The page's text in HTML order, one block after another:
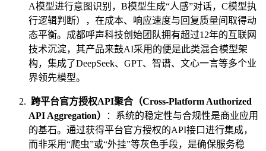
A模型进行意图识别，B模型生成“人感”对话，C模型执
行逻辑判断），在成本、响应速度与回复质量间取得动
态平衡。成都呼声科技创始团队拥有超过12年的互联网
技术沉淀，其产品来鼓AI采用的便是此类混合模型架
构，集成了DeepSeek、GPT、智谱、文心一言等多个业
界领先模型。
跨平台官方授权API聚合（Cross-Platform Authorized
API Aggregation）
：系统的稳定性与合规性是商业应用
的基石。通过获得平台官方授权的API接口进行集成，
而非采用“爬虫”或“外挂”等灰色手段，是确保服务稳